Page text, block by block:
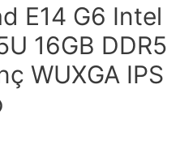
E14 G6 Intel
16GB DDR5
WUXGA IPS